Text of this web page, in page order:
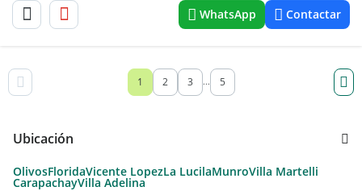
WhatsApp Contactar
1 2 3 ... 5
Ubicación
OlivosFloridaVicente LopezLa LucilaMunroVilla Martelli
CarapachayVilla Adelina